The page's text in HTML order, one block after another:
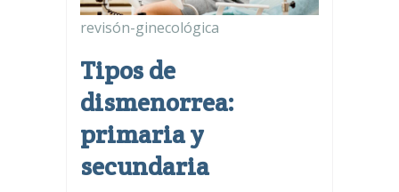
revisón-ginecológica
Tipos de
dismenorrea:
primaria y
secundaria